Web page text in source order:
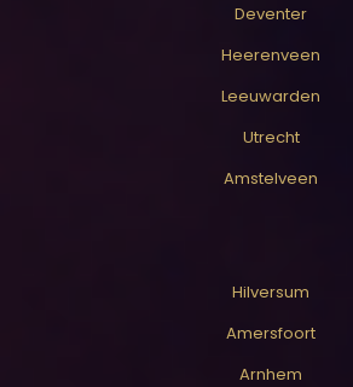
Deventer
Heerenveen
Leeuwarden
Utrecht
Amstelveen
Hilversum
Amersfoort
Arnhem